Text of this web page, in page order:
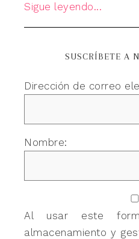
Sigue leyendo...
SUSCRÍBETE A
Dirección de correo
Nombre:
Al usar este
almacenamiento y